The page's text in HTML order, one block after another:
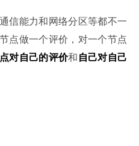
信能力和网络分区等都不一
点做一个评价，对一个节点
对自己的评价和 自己对自己